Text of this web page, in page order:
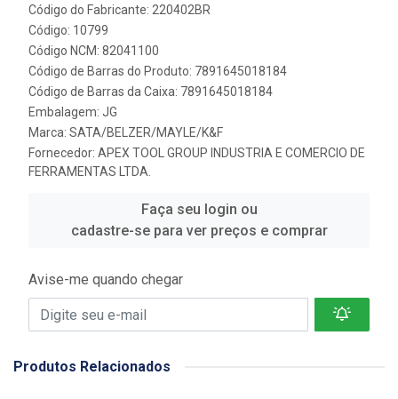
Código do Fabricante: 220402BR
Código: 10799
Código NCM: 82041100
Código de Barras do Produto: 7891645018184
Código de Barras da Caixa: 7891645018184
Embalagem: JG
Marca: SATA/BELZER/MAYLE/K&F
Fornecedor: APEX TOOL GROUP INDUSTRIA E COMERCIO DE
FERRAMENTAS LTDA.
Faça seu login ou
cadastre-se para ver preços e comprar
Avise-me quando chegar
Produtos Relacionados